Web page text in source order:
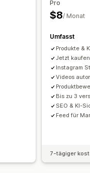
Pro
$8/ Monat
Umfasst
Produkte &
Jetzt
Instagram
Videos
Bis zu 3
SEO & KI-
Feed für
7-tägiger